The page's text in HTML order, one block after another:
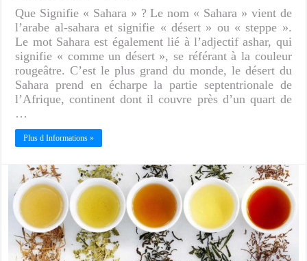
Que Signifie « Sahara » ? Le nom « Sahara » vient de
l’arabe al-sahara et signifie « désert » ou « steppe ».
Le mot Sahara est également lié à l’adjectif ashar, qui
signifie « comme un désert », se référant à la couleur
rougeâtre. C’est le plus grand du monde, le désert du
Sahara prend en écharpe la partie septentrionale de
l’Afrique, continent dont il couvre près d’un quart de
…
Plus d Informations »